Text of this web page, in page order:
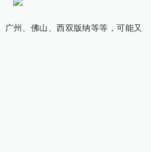
州、佛山、西双版纳等等，可能又